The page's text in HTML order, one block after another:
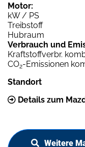
Motor:
kW / PS
Treibstoff
Hubraum
Verbrauch und
Kraftstoffverbr.
CO2-Emissionen
Standort
Details zum
Weitere